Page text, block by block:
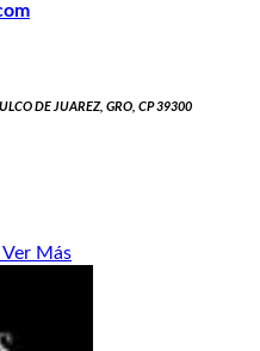
DE JUAREZ, GRO, CP 39300
Ver Más